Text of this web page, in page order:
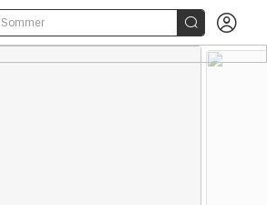
Sommer  